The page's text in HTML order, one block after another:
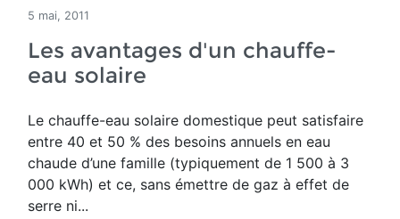
5 mai, 2011
Les avantages d'un chauffe-
eau solaire
Le chauffe-eau solaire domestique peut satisfaire
entre 40 et 50 % des besoins annuels en eau
chaude d’une famille (typiquement de 1 500 à 3
000 kWh) et ce, sans émettre de gaz à effet de
serre ni...